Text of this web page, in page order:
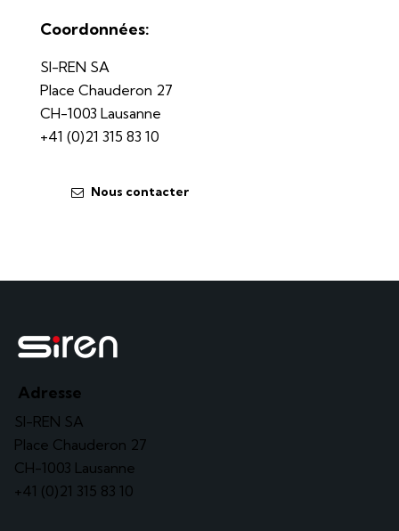
Coordonnées:
SI-REN SA
Place Chauderon 27
CH-1003 Lausanne
+41 (0)21 315 83 10
Nous contacter
Adresse
SI-REN SA
Place Chauderon 27
CH-1003 Lausanne
+41 (0)21 315 83 10